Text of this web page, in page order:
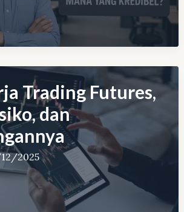
Trading Futures,
dan
2025